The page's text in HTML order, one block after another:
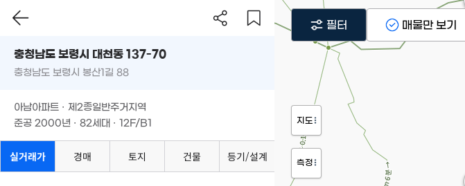
지도
측정
필터 매물만 보기
충청남도 보령시 대천동 137-70
충청남도 보령시 봉산1길 88
아남아파트 · 제2종일반주거지역
준공 2000년 · 82세대 · 12F/B1
실거래가 경매 토지 건물 등기/설계